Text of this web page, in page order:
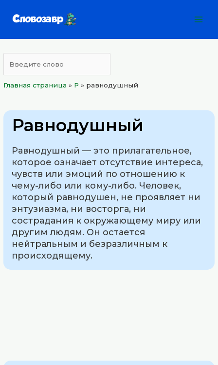
Главная страница » Р » равнодушный
Равнодушный
Равнодушный — это прилагательное,
которое означает отсутствие интереса,
чувств или эмоций по отношению к
чему-либо или кому-либо. Человек,
который равнодушен, не проявляет ни
энтузиазма, ни восторга, ни
сострадания к окружающему миру или
другим людям. Он остается
нейтральным и безразличным к
происходящему.